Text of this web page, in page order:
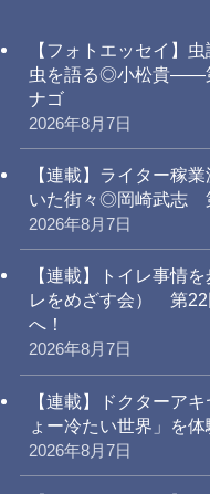
【フォトエッセイ】
虫を語る◎小松貴――
ナゴ
2026年8月7日
【連載】ライター稼
いた街々◎岡崎武志
2026年8月7日
【連載】トイレ事情
レをめざす会） 第22
へ！
2026年8月7日
【連載】ドクターア
ょー冷たい世界」を体
2026年8月7日